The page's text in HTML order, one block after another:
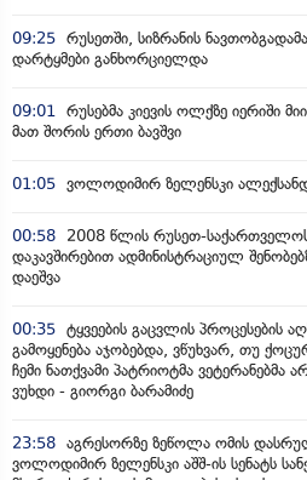
09:25 რუსეთში, სიზრანის
დარტყმები განხორციელდა
09:01
რუსებმა კიევის ოლქზე იერიში
მათ შორის ერთი ბავშვი
01:05 ვოლოდიმირ ზელენსკი
00:58
2008 წლის რუსეთ-
დაკავშირებით ადმინისტრაციულ
დაეშვა
00:35 ტყვეების გაცვლის პროცესების
გამოყენება აჯობებდა, ვწუხვარ, თუ
ჩემი ნათქვამი პატრიოტმა ვეტერანებმა
ვუხდი - გიორგი ბარამიძე
23:58 აგრესორზე ზეწოლა ომის
ვოლოდიმირ ზელენსკი აშშ-ის სენატს